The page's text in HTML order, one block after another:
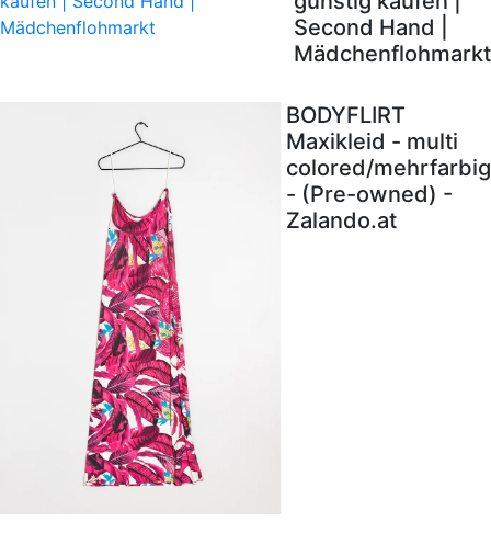
Second Hand |
Mädchenflohmarkt
BODYFLIRT
Maxikleid - multi
colored/mehrfarbig
- (Pre-owned) -
Zalando.at